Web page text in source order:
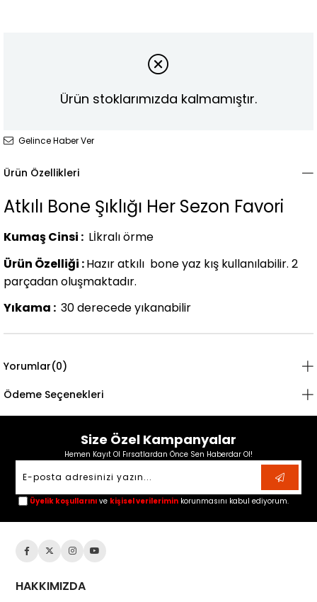
Ürün stoklarımızda kalmamıştır.
Gelince Haber Ver
Ürün Özellikleri
Atkılı Bone Şıklığı Her Sezon Favori
Kumaş Cinsi : Lİkralı örme
Ürün Özelliği :Hazır atkılı bone yaz kış kullanılabilir. 2
parçadan oluşmaktadır.
Yıkama : 30 derecede yıkanabilir
Yorumlar(0)
Ödeme Seçenekleri
Size Özel Kampanyalar
Hemen Kayıt Ol Fırsatlardan Önce Sen Haberdar Ol!
Üyelik koşullarını ve kişisel verilerimin korunmasını kabul ediyorum.
HAKKIMIZDA